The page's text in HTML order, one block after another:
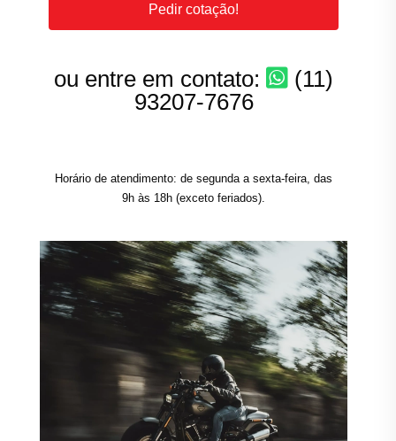
Pedir cotação!
ou entre em contato:
(11)
93207-7676
Horário de atendimento: de segunda a sexta-feira, das
9h às 18h (exceto feriados).